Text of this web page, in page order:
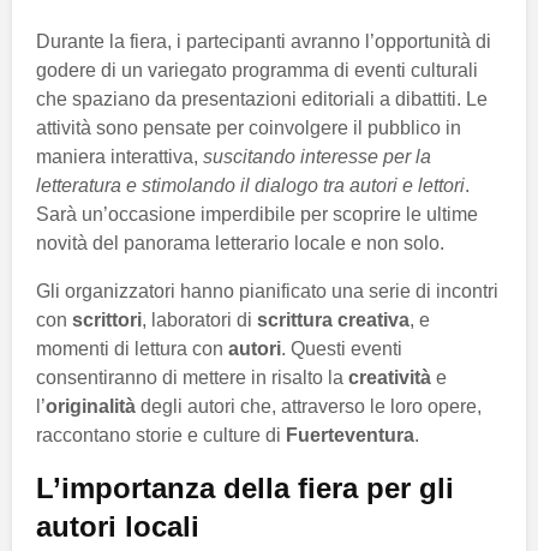
Durante la fiera, i partecipanti avranno l’opportunità di
godere di un variegato programma di eventi culturali
che spaziano da presentazioni editoriali a dibattiti. Le
attività sono pensate per coinvolgere il pubblico in
maniera interattiva, suscitando interesse per la
letteratura e stimolando il dialogo tra autori e lettori.
Sarà un’occasione imperdibile per scoprire le ultime
novità del panorama letterario locale e non solo.
Gli organizzatori hanno pianificato una serie di incontri
con scrittori, laboratori di scrittura creativa, e
momenti di lettura con autori. Questi eventi
consentiranno di mettere in risalto la creatività e
l’originalità degli autori che, attraverso le loro opere,
raccontano storie e culture di Fuerteventura.
L’importanza della fiera per gli
autori locali